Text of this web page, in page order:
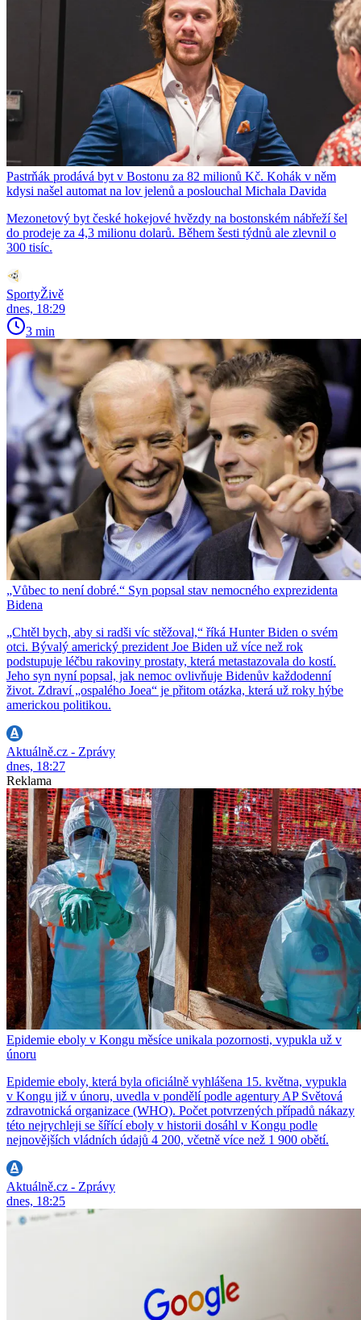
Pastrňák prodává byt v Bostonu za 82 milionů Kč. Kohák v něm
kdysi našel automat na lov jelenů a poslouchal Michala Davida
Mezonetový byt české hokejové hvězdy na bostonském nábřeží šel
do prodeje za 4,3 milionu dolarů. Během šesti týdnů ale zlevnil o
300 tisíc.
SportyŽivě
dnes, 18:29
3 min
„Vůbec to není dobré.“ Syn popsal stav nemocného exprezidenta
Bidena
„Chtěl bych, aby si radši víc stěžoval,“ říká Hunter Biden o svém
otci. Bývalý americký prezident Joe Biden už více než rok
podstupuje léčbu rakoviny prostaty, která metastazovala do kostí.
Jeho syn nyní popsal, jak nemoc ovlivňuje Bidenův každodenní
život. Zdraví „ospalého Joea“ je přitom otázka, která už roky hýbe
americkou politikou.
Aktuálně.cz - Zprávy
dnes, 18:27
Reklama
Epidemie eboly v Kongu měsíce unikala pozornosti, vypukla už v
únoru
Epidemie eboly, která byla oficiálně vyhlášena 15. května, vypukla
v Kongu již v únoru, uvedla v pondělí podle agentury AP Světová
zdravotnická organizace (WHO). Počet potvrzených případů nákazy
této nejrychleji se šířící eboly v historii dosáhl v Kongu podle
nejnovějších vládních údajů 4 200, včetně více než 1 900 obětí.
Aktuálně.cz - Zprávy
dnes, 18:25